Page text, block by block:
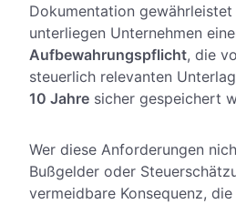
Dokumentation gewährleistet
unterliegen Unternehmen
Aufbewahrungspflicht, die
steuerlich relevanten
10 Jahre sicher gespeichert
Wer diese Anforderungen
Bußgelder oder
vermeidbare Konsequenz,